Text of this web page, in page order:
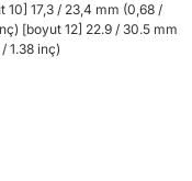
17,3 / 23,4 mm (0,68 /
[boyut 12] 22.9 / 30.5 mm
1.38 inç)